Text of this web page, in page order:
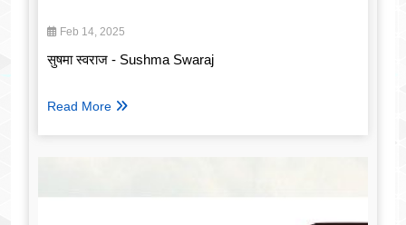
Feb 14, 2025
सुषमा स्वराज - Sushma Swaraj
Read More